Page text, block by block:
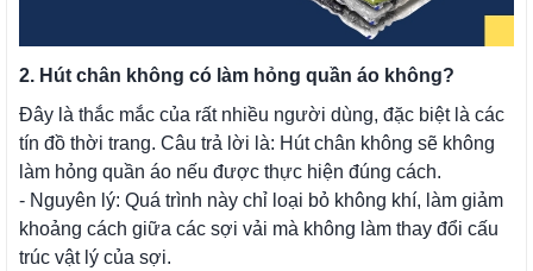
2. Hút chân không có làm hỏng quần áo không?
Đây là thắc mắc của rất nhiều người dùng, đặc biệt là các
tín đồ thời trang. Câu trả lời là: Hút chân không sẽ không
làm hỏng quần áo nếu được thực hiện đúng cách.
- Nguyên lý: Quá trình này chỉ loại bỏ không khí, làm giảm
khoảng cách giữa các sợi vải mà không làm thay đổi cấu
trúc vật lý của sợi.